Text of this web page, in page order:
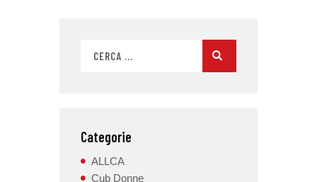
Categorie
ALLCA
Cub Donne